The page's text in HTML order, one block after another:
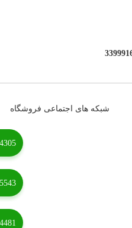
شبکه های اجتماعی فروشگاه